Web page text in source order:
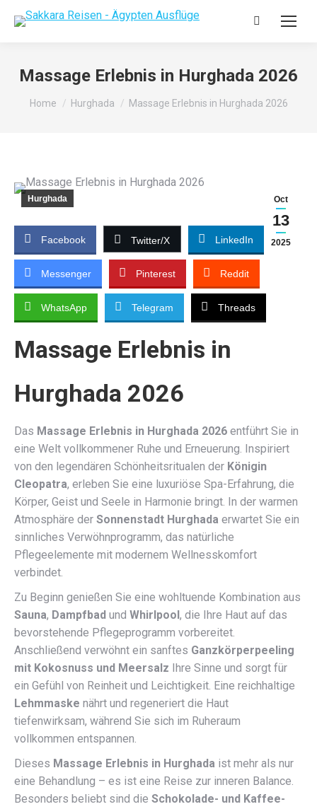
Massage Erlebnis in Hurghada 2026
You are here:
Home Hurghada Massage Erlebnis in Hurghada 2026
Oct
13
2025
Hurghada
Facebook Twitter/X LinkedIn
Messenger Pinterest Reddit
WhatsApp Telegram Threads
Massage Erlebnis in
Hurghada 2026
Das Massage Erlebnis in Hurghada 2026 entführt Sie in
eine Welt vollkommener Ruhe und Erneuerung. Inspiriert
von den legendären Schönheitsritualen der Königin
Cleopatra, erleben Sie eine luxuriöse Spa-Erfahrung, die
Körper, Geist und Seele in Harmonie bringt. In der warmen
Atmosphäre der Sonnenstadt Hurghada erwartet Sie ein
sinnliches Verwöhnprogramm, das natürliche
Pflegeelemente mit modernem Wellnesskomfort
verbindet.
Zu Beginn genießen Sie eine wohltuende Kombination aus
Sauna, Dampfbad und Whirlpool, die Ihre Haut auf das
bevorstehende Pflegeprogramm vorbereitet.
Anschließend verwöhnt ein sanftes Ganzkörperpeeling
mit Kokosnuss und Meersalz Ihre Sinne und sorgt für
ein Gefühl von Reinheit und Leichtigkeit. Eine reichhaltige
Lehmmaske nährt und regeneriert die Haut
tiefenwirksam, während Sie sich im Ruheraum
vollkommen entspannen.
Dieses Massage Erlebnis in Hurghada ist mehr als nur
eine Behandlung – es ist eine Reise zur inneren Balance.
Besonders beliebt sind die Schokolade- und Kaffee-